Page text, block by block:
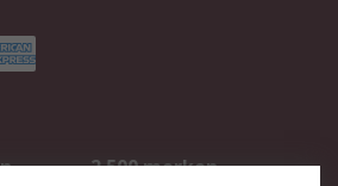
2.500 merken